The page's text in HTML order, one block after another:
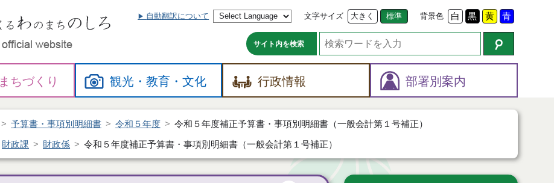
自動翻訳について 文字サイズ 大きく 標準 背景色 白 黒 黄 青
サイト内を検索
まちづくり 観光・教育・文化 行政情報 部署別案内
予算書・事項別明細書 令和５年度 令和５年度補正予算書・事項別明細書（一般会計第１号補正）
財政課 財政係 令和５年度補正予算書・事項別明細書（一般会計第１号補正）